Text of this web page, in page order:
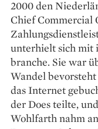
2000 den
Chief Commercial
unterhielt sich mit
branche. Sie war
Wandel
das Internet
der Does teilte,
Wohlfarth nahm